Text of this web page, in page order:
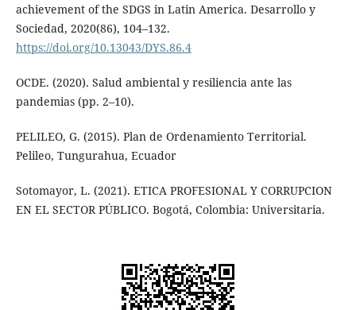
achievement of the SDGS in Latin America. Desarrollo y
Sociedad, 2020(86), 104–132.
https://doi.org/10.13043/DYS.86.4
OCDE. (2020). Salud ambiental y resiliencia ante las
pandemias (pp. 2–10).
PELILEO, G. (2015). Plan de Ordenamiento Territorial.
Pelileo, Tungurahua, Ecuador
Sotomayor, L. (2021). ETICA PROFESIONAL Y CORRUPCION
EN EL SECTOR PÚBLICO. Bogotá, Colombia: Universitaria.